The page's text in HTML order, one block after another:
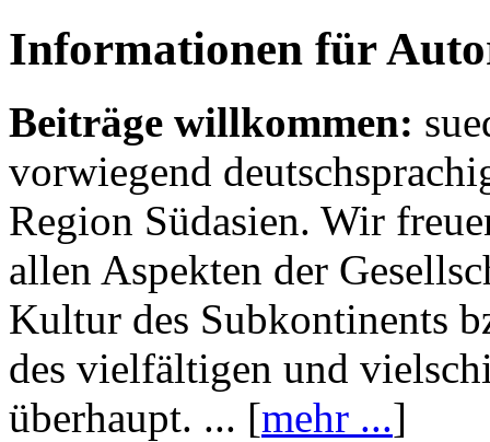
Informationen für
Beiträge willkommen:
vorwiegend
Region Südasien. Wir
allen Aspekten der
Kultur des Subkontinents
des vielfältigen und
überhaupt. ... [mehr ...]